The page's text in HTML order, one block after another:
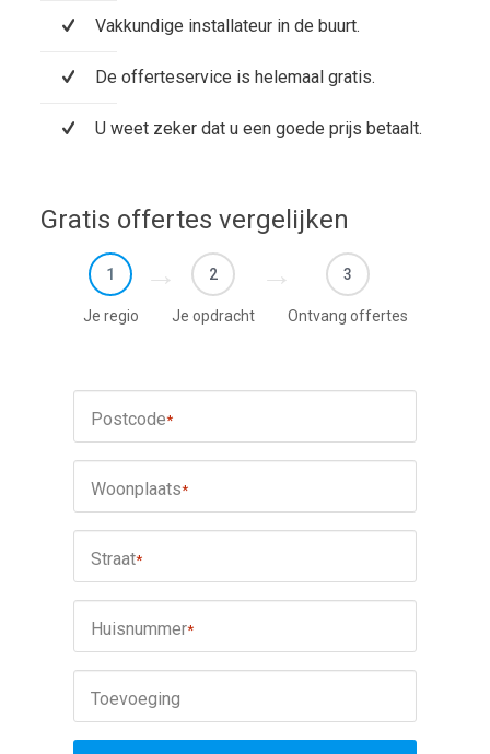
Vakkundige installateur in de buurt.
De offerteservice is helemaal gratis.
U weet zeker dat u een goede prijs betaalt.
Gratis offertes vergelijken
1
Je regio
2
Je opdracht
3
Ontvang offertes
Postcode*
Woonplaats*
Straat*
Huisnummer*
Toevoeging